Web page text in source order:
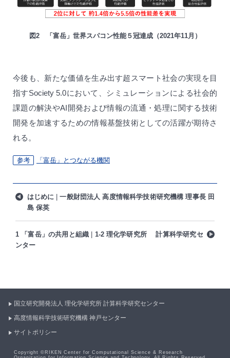
図2 「富岳」世界スパコン性能５冠達成（2021年11月）
今後も、新たな価値を生み出す超スマート社会の実現を目
指すSociety 5.0において、シミュレーションによる社会的
課題の解決やAI開発および情報の流通・処理に関する技術
開発を加速するための情報基盤技術としての活躍が期待さ
れる。
参考 「富岳」とつながる機関
はじめに
一般財団法人 高度情報科学技術研究機構 理事長 田
島 保英
1 「富岳」の共用と組織
1-2 理化学研究所 計算科学研究セ
ンター
国立研究開発法人 理化学研究所 計算科学研究センター
高度情報科学技術研究機構 神戸センター
サイトポリシー
Copyright ©RIKEN Center for Computational Science & Research